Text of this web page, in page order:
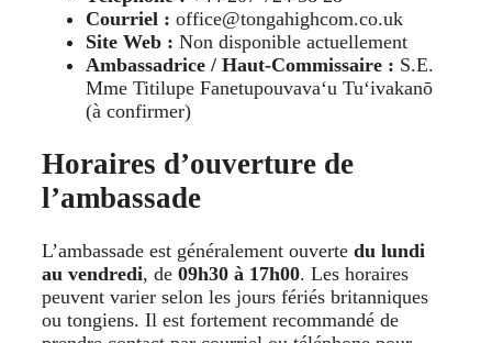
Courriel : office@tongahighcom.co.uk
Site Web : Non disponible actuellement
Ambassadrice / Haut-Commissaire : S.E.
Mme Titilupe Fanetupouvavaʻu Tuʻivakanō
(à confirmer)
Horaires d’ouverture de
l’ambassade
L’ambassade est généralement ouverte du lundi
au vendredi, de 09h30 à 17h00. Les horaires
peuvent varier selon les jours fériés britanniques
ou tongiens. Il est fortement recommandé de